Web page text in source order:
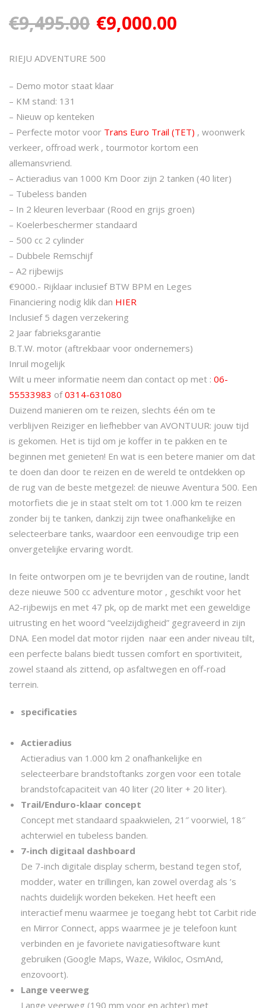
€9,495.00 O
o
r
p
r
o
e
l
j
k
e
p
r
i
j
s
w
a
€
9
,
4
9
5
.
€9,000.00
i
g
e
i
s
:
€
9
0
0
0
.
.
RIEJU ADVENTURE 500
– Demo motor staat klaar
– KM stand: 131
– Nieuw op kenteken
– Perfecte motor voor Trans Euro Trail (TET) , woonwerk
verkeer, offroad werk , tourmotor kortom een
allemansvriend.
– Actieradius van 1000 Km Door zijn 2 tanken (40 liter)
– Tubeless banden
– In 2 kleuren leverbaar (Rood en grijs groen)
– Koelerbeschermer standaard
– 500 cc 2 cylinder
– Dubbele Remschijf
– A2 rijbewijs
€9000.- Rijklaar inclusief BTW BPM en Leges
Financiering nodig klik dan HIER
Inclusief 5 dagen verzekering
2 Jaar fabrieksgarantie
B.T.W. motor (aftrekbaar voor ondernemers)
Inruil mogelijk
Wilt u meer informatie neem dan contact op met : 06-
55533983 of0314-631080
Duizend manieren om te reizen, slechts één om te
verblijven Reiziger en liefhebber van AVONTUUR: jouw tijd
is gekomen. Het is tijd om je koffer in te pakken en te
beginnen met genieten! En wat is een betere manier om dat
te doen dan door te reizen en de wereld te ontdekken op
de rug van de beste metgezel: de nieuwe Aventura 500. Een
motorfiets die je in staat stelt om tot 1.000 km te reizen
zonder bij te tanken, dankzij zijn twee onafhankelijke en
selecteerbare tanks, waardoor een eenvoudige trip een
onvergetelijke ervaring wordt.
In feite ontworpen om je te bevrijden van de routine, landt
deze nieuwe 500 cc adventure motor , geschikt voor het
A2-rijbewijs en met 47 pk, op de markt met een geweldige
uitrusting en het woord “veelzijdigheid” gegraveerd in zijn
DNA. Een model dat motor rijden naar een ander niveau tilt,
een perfecte balans biedt tussen comfort en sportiviteit,
zowel staand als zittend, op asfaltwegen en off-road
terrein.
specificaties
Actieradius
Actieradius van 1.000 km 2 onafhankelijke en
selecteerbare brandstoftanks zorgen voor een totale
brandstofcapaciteit van 40 liter (20 liter + 20 liter).
Trail/Enduro-klaar concept
Concept met standaard spaakwielen, 21″ voorwiel, 18″
achterwiel en tubeless banden.
7-inch digitaal dashboard
De 7-inch digitale display scherm, bestand tegen stof,
modder, water en trillingen, kan zowel overdag als ’s
nachts duidelijk worden bekeken. Het heeft een
interactief menu waarmee je toegang hebt tot Carbit ride
en Mirror Connect, apps waarmee je je telefoon kunt
verbinden en je favoriete navigatiesoftware kunt
gebruiken (Google Maps, Waze, Wikiloc, OsmAnd,
enzovoort).
Lange veerweg
Lange veerweg (190 mm voor en achter) met